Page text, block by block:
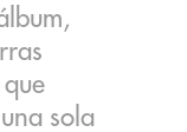
sola